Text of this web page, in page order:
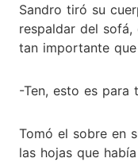
Sandro tiró su
respaldar del
tan importante
-Ten, esto es
Tomó el sobre en
las hojas que